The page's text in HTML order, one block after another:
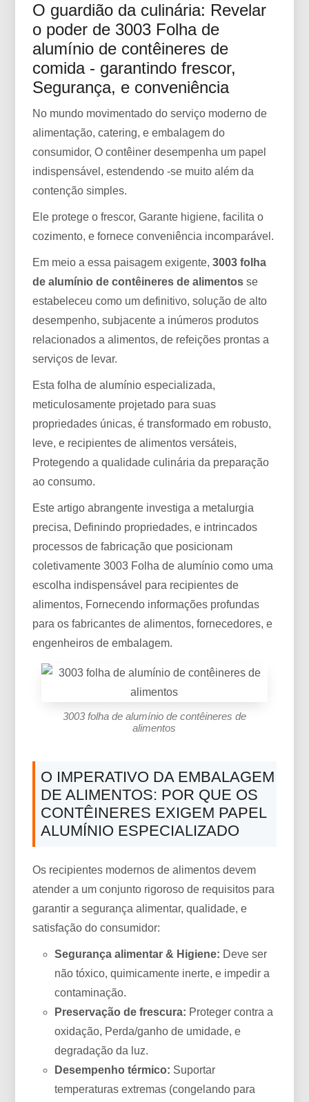
O guardião da culinária: Revelar
o poder de 3003 Folha de
alumínio de contêineres de
comida - garantindo frescor,
Segurança, e conveniência
No mundo movimentado do serviço moderno de
alimentação, catering, e embalagem do
consumidor, O contêiner desempenha um papel
indispensável, estendendo -se muito além da
contenção simples.
Ele protege o frescor, Garante higiene, facilita o
cozimento, e fornece conveniência incomparável.
Em meio a essa paisagem exigente,3003 folha
de alumínio de contêineres de alimentos se
estabeleceu como um definitivo, solução de alto
desempenho, subjacente a inúmeros produtos
relacionados a alimentos, de refeições prontas a
serviços de levar.
Esta folha de alumínio especializada,
meticulosamente projetado para suas
propriedades únicas, é transformado em robusto,
leve, e recipientes de alimentos versáteis,
Protegendo a qualidade culinária da preparação
ao consumo.
Este artigo abrangente investiga a metalurgia
precisa, Definindo propriedades, e intrincados
processos de fabricação que posicionam
coletivamente 3003 Folha de alumínio como uma
escolha indispensável para recipientes de
alimentos, Fornecendo informações profundas
para os fabricantes de alimentos, fornecedores, e
engenheiros de embalagem.
3003 folha de alumínio de contêineres de
alimentos
O IMPERATIVO DA EMBALAGEM
DE ALIMENTOS: POR QUE OS
CONTÊINERES EXIGEM PAPEL
ALUMÍNIO ESPECIALIZADO
Os recipientes modernos de alimentos devem
atender a um conjunto rigoroso de requisitos para
garantir a segurança alimentar, qualidade, e
satisfação do consumidor:
Segurança alimentar & Higiene: Deve ser
não tóxico, quimicamente inerte, e impedir a
contaminação.
Preservação de frescura: Proteger contra a
oxidação, Perda/ganho de umidade, e
degradação da luz.
Desempenho térmico: Suportar
temperaturas extremas (congelando para